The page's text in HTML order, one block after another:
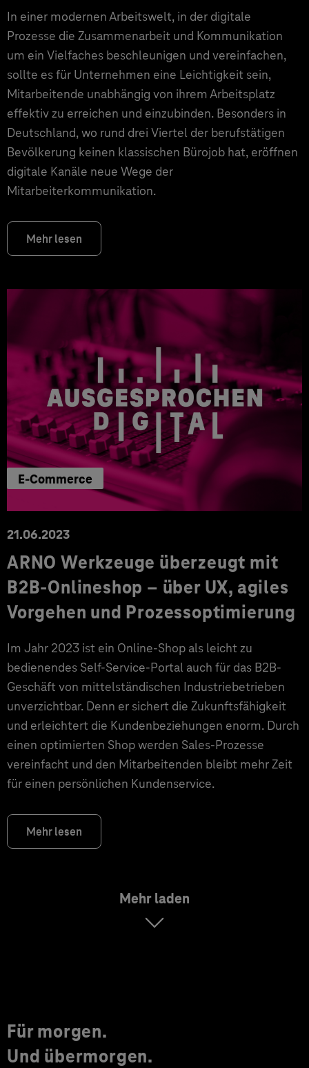
In einer modernen Arbeitswelt, in der digitale
Prozesse die Zusammenarbeit und Kommunikation
um ein Vielfaches beschleunigen und vereinfachen,
sollte es für Unternehmen eine Leichtigkeit sein,
Mitarbeitende unabhängig von ihrem Arbeitsplatz
effektiv zu erreichen und einzubinden. Besonders in
Deutschland, wo rund drei Viertel der berufstätigen
Bevölkerung keinen klassischen Bürojob hat, eröffnen
digitale Kanäle neue Wege der
Mitarbeiterkommunikation.
Mehr lesen
E-Commerce
21.06.2023
ARNO Werkzeuge überzeugt mit
B2B-Onlineshop – über UX, agiles
Vorgehen und Prozessoptimierung
Im Jahr 2023 ist ein Online-Shop als leicht zu
bedienendes Self-Service-Portal auch für das B2B-
Geschäft von mittelständischen Industriebetrieben
unverzichtbar. Denn er sichert die Zukunftsfähigkeit
und erleichtert die Kundenbeziehungen enorm. Durch
einen optimierten Shop werden Sales-Prozesse
vereinfacht und den Mitarbeitenden bleibt mehr Zeit
für einen persönlichen Kundenservice.
Mehr lesen
Mehr laden
Für morgen.
Und übermorgen.